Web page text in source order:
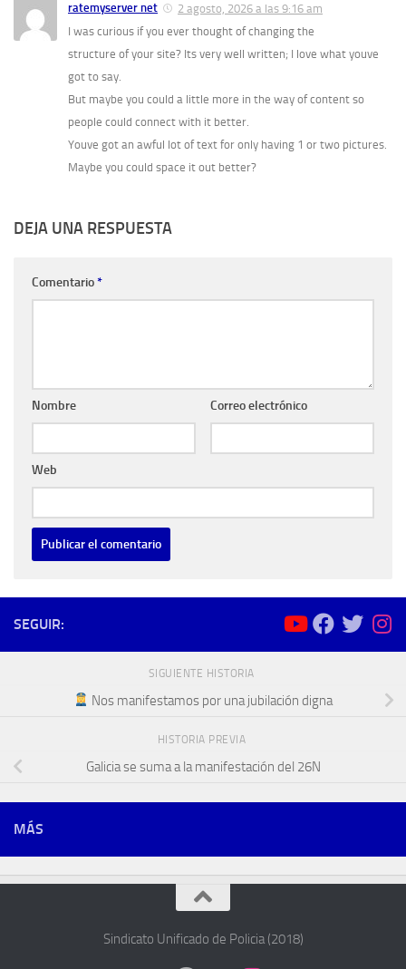
ratemyserver net
2 agosto, 2026 a las 9:16 am
I was curious if you ever thought of changing the
structure of your site? Its very well written; I love what youve
got to say.
But maybe you could a little more in the way of content so
people could connect with it better.
Youve got an awful lot of text for only having 1 or two pictures.
Maybe you could space it out better?
DEJA UNA RESPUESTA
Comentario*
Nombre Correo electrónico
Web
SEGUIR:
SIGUIENTE HISTORIA
Nos manifestamos por una jubilación digna
HISTORIA PREVIA
Galicia se suma a la manifestación del 26N
MÁS
Sindicato Unificado de Policia (2018)